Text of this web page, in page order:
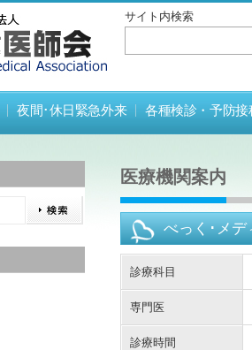
サイト内検索
夜間･休日緊急外来 各種検診・予防接
医療機関案内
べっく･メデ
診療科目
専門医
診療時間